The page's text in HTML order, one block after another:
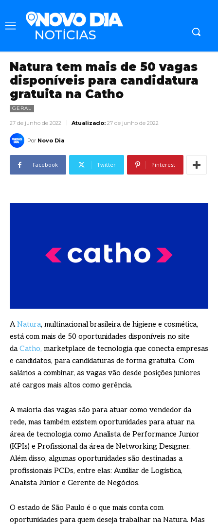
Natura tem mais de 50 vagas
disponíveis para candidatura
gratuita na Catho
GERAL
27 de junho de 2022 Atualizado: 27 de junho de 2022
Por Novo Dia
Facebook Twitter Pinterest
ANatura, multinacional brasileira de higiene e cosmética,
está com mais de 50 oportunidades disponíveis no site
daCatho, marketplace de tecnologia que conecta empresas
e candidatos, para candidaturas de forma gratuita. Com
salários a combinar, as vagas vão desde posições juniores
até cargos mais altos como gerência.
A maioria das vagas são para atuar como vendedor da
rede, mas também existem oportunidades para atuar na
área de tecnologia como Analista de Performance Junior
(KPIs) e Profissional da área de Networking Designer.
Além disso, algumas oportunidades são destinadas a
profissionais PCDs, entre elas: Auxiliar de Logística,
Analista Júnior e Gerente de Negócios.
O estado de São Paulo é o que mais conta com
oportunidades para quem deseja trabalhar na Natura. Mas